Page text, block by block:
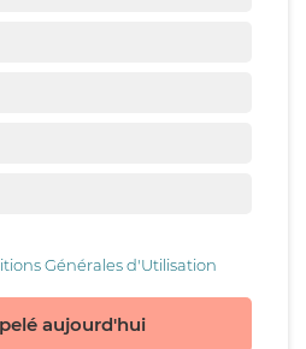
Générales d'Utilisation
aujourd'hui